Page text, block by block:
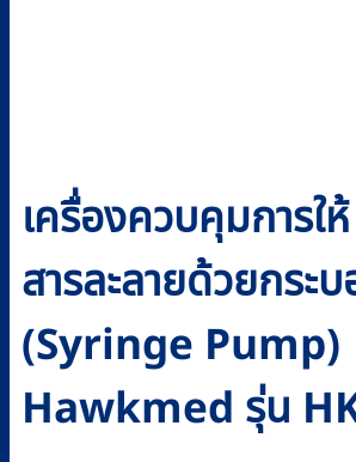
เครื่องควบคุมการให้
สารละลายด้วยกระ
(Syringe Pump)
Hawkmed รุ่น